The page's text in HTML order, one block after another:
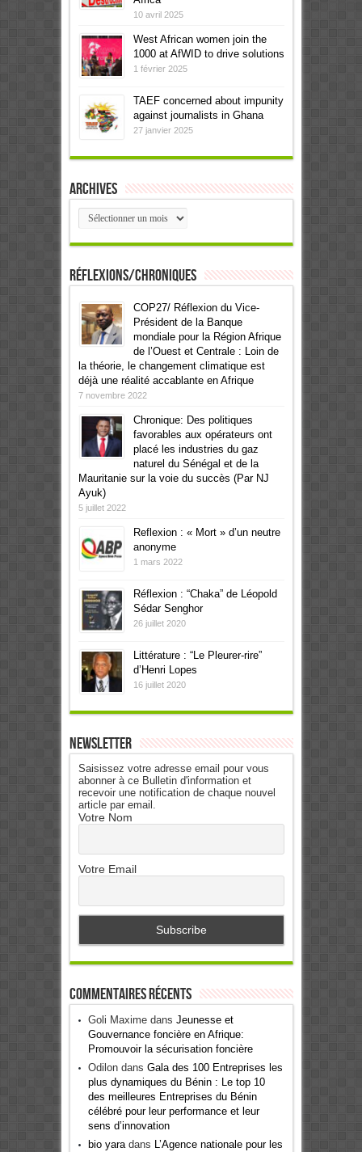
10 avril 2025
West African women join the
1000 at AfWID to drive solutions
1 février 2025
TAEF concerned about impunity
against journalists in Ghana
27 janvier 2025
Archives
Archives
Réflexions/Chroniques
COP27/ Réflexion du Vice-
Président de la Banque
mondiale pour la Région Afrique
de l’Ouest et Centrale : Loin de
la théorie, le changement climatique est
déjà une réalité accablante en Afrique
7 novembre 2022
Chronique: Des politiques
favorables aux opérateurs ont
placé les industries du gaz
naturel du Sénégal et de la
Mauritanie sur la voie du succès (Par NJ
Ayuk)
5 juillet 2022
Reflexion : « Mort » d’un neutre
anonyme
1 mars 2022
Réflexion : “Chaka” de Léopold
Sédar Senghor
26 juillet 2020
Littérature : “Le Pleurer-rire”
d’Henri Lopes
16 juillet 2020
Newsletter
Saisissez votre adresse email pour vous
abonner à ce Bulletin d'information et
recevoir une notification de chaque nouvel
article par email.
Votre Nom
Votre Email
Commentaires récents
Goli Maximedans Jeunesse et
Gouvernance foncière en Afrique:
Promouvoir la sécurisation foncière
Odilondans Gala des 100 Entreprises les
plus dynamiques du Bénin : Le top 10
des meilleures Entreprises du Bénin
célébré pour leur performance et leur
sens d’innovation
bio yaradans L’Agence nationale pour les